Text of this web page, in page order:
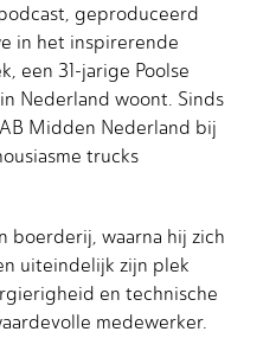
geproduceerd
in het inspirerende
een 31-jarige Poolse
Nederland woont. Sinds
Midden Nederland bij
trucks
boerderij, waarna hij zich
uiteindelijk zijn plek
en technische
medewerker.